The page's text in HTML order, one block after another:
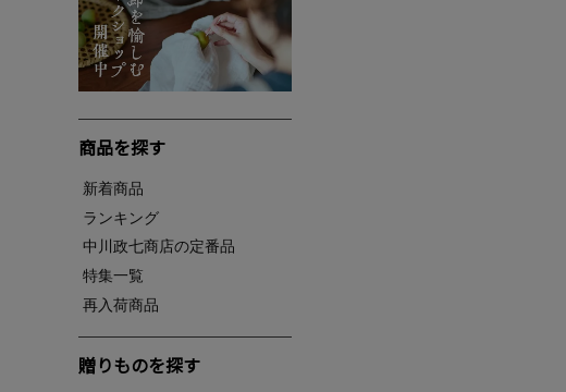
商品を探す
新着商品
ランキング
中川政七商店の定番品
特集一覧
再入荷商品
贈りものを探す